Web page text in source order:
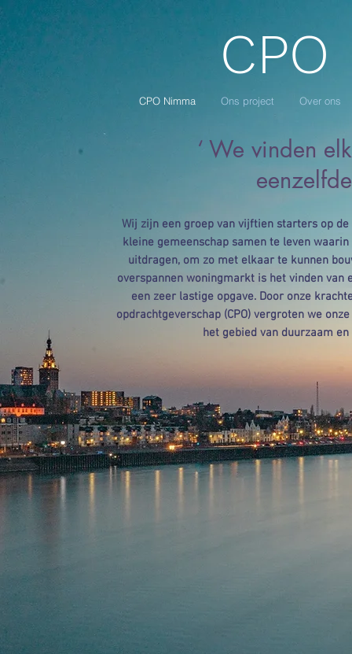
CPO Nimma Ons project Over ons
‘ We vinden
Wij zijn een groep van vijftien starters op
kleine gemeenschap samen te leven
uitdragen, om zo met elkaar te kunnen
overspannen woningmarkt is het vinden
een zeer lastige opgave. Door onze
opdrachtgeverschap (CPO) vergroten we
het gebied van duurzaam
CPO